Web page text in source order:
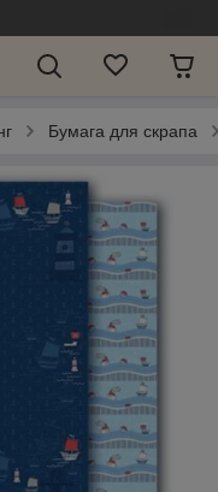
Бумага для скрапа